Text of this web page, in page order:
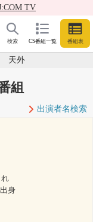
TV
CS番組一覧 番組表
検索
天外
組
出演者名検索
身